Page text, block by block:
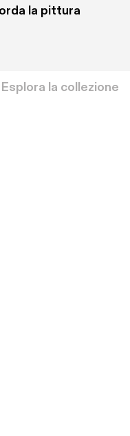
la pittura
Esplora la collezione